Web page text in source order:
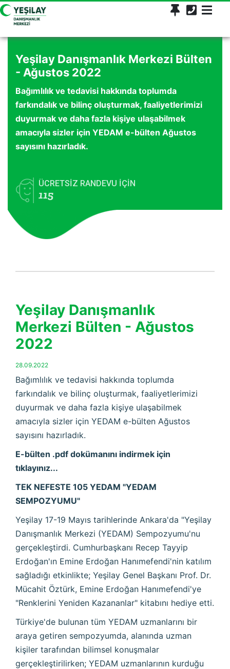
Yeşilay Danışmanlık Merkezi Bülten
- Ağustos 2022
Bağımlılık ve tedavisi hakkında toplumda
farkındalık ve bilinç oluşturmak, faaliyetlerimizi
duyurmak ve daha fazla kişiye ulaşabilmek
amacıyla sizler için YEDAM e-bülten Ağustos
sayısını hazırladık.
ÜCRETSİZ RANDEVU İÇİN
115
Yeşilay Danışmanlık
Merkezi Bülten - Ağustos
2022
28.09.2022
Bağımlılık ve tedavisi hakkında toplumda
farkındalık ve bilinç oluşturmak, faaliyetlerimizi
duyurmak ve daha fazla kişiye ulaşabilmek
amacıyla sizler için YEDAM e-bülten Ağustos
sayısını hazırladık.
E-bülten .pdf dokümanını indirmek için
tıklayınız...
TEK NEFESTE 105 YEDAM "YEDAM
SEMPOZYUMU"
Yeşilay 17-19 Mayıs tarihlerinde Ankara'da "Yeşilay
Danışmanlık Merkezi (YEDAM) Sempozyumu'nu
gerçekleştirdi. Cumhurbaşkanı Recep Tayyip
Erdoğan'ın Emine Erdoğan Hanımefendi'nin katılım
sağladığı etkinlikte; Yeşilay Genel Başkanı Prof. Dr.
Mücahit Öztürk, Emine Erdoğan Hanımefendi'ye
"Renklerini Yeniden Kazananlar" kitabını hediye etti.
Türkiye'de bulunan tüm YEDAM uzmanlarını bir
araya getiren sempozyumda, alanında uzman
kişiler tarafından bilimsel konuşmalar
gerçekleştirilirken; YEDAM uzmanlarının kurduğu